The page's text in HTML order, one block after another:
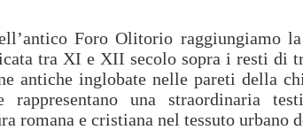
Foro Olitorio raggiungiamo
tra XI e XII secolo sopra i resti di
antiche inglobate nelle pareti della
una straordinaria
romana e cristiana nel tessuto urbano